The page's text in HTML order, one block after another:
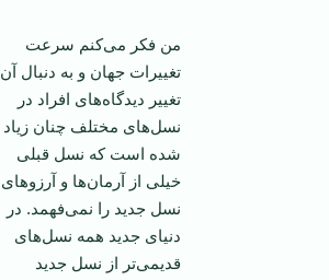
من فکر می‌کنم سرعت
تغییرات جهان و به دنبال آن
تغییر دیدگاه‌های افراد در
نسل‌های مختلف چنان زیاد
شده است که نسل قبلی
خیلی از آرمان‌ها و آرزوهای
نسل جدید را نمی‌فهمد. در
دنیای جدید همه نسل‌های
قدیمی‌تر از نسل جدید